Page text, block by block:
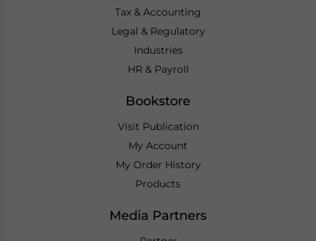
Tax & Accounting
Legal & Regulatory
Industries
HR & Payroll
Bookstore
Visit Publication
My Account
My Order History
Products
Media Partners